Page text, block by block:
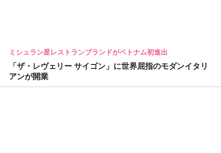
ミシュラン星レストランブランドがベトナム初進出
「ザ・レヴェリー サイゴン」に世界屈指のモダンイタリ
アンが開業